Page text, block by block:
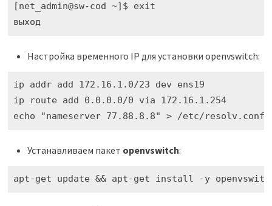
[net_admin@sw-cod ~]$ exit
выход
Настройка временного IP для установки openvswitch:
ip addr add 172.16.1.0/23 dev ens19
ip route add 0.0.0.0/0 via 172.16.1.254
echo "nameserver 77.88.8.8" > /etc/resolv.conf
Устанавливаем пакет openvswitch:
apt-get update && apt-get install -y